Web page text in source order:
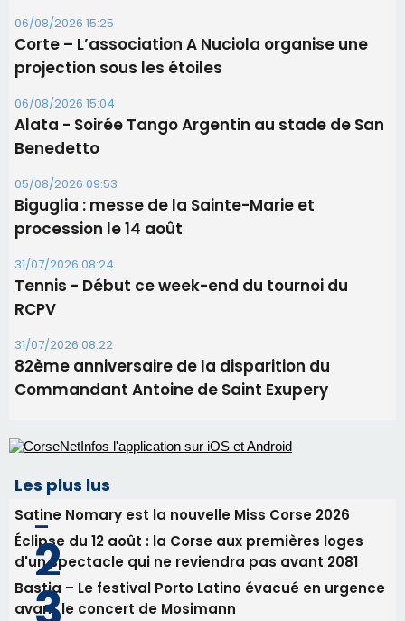
06/08/2026 15:25
Corte – L’association A Nuciola organise une
projection sous les étoiles
06/08/2026 15:04
Alata - Soirée Tango Argentin au stade de San
Benedetto
05/08/2026 09:53
Biguglia : messe de la Sainte-Marie et
procession le 14 août
31/07/2026 08:24
Tennis - Début ce week-end du tournoi du
RCPV
31/07/2026 08:22
82ème anniversaire de la disparition du
Commandant Antoine de Saint Exupery
Les plus lus
Satine Nomary est la nouvelle Miss Corse 2026
Éclipse du 12 août : la Corse aux premières loges
d'un spectacle qui ne reviendra pas avant 2081
Bastia – Le festival Porto Latino évacué en urgence
avant le concert de Mosimann